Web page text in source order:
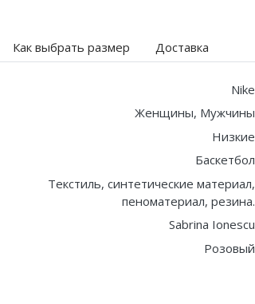
Как выбрать размер Доставка
Nike
Женщины, Мужчины
Низкие
Баскетбол
Текстиль, синтетические материал,
пеноматериал, резина.
Sabrina Ionescu
Розовый